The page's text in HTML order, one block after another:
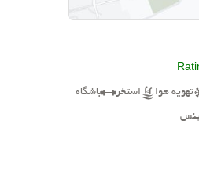
تهویه هوا استخر باشگاه